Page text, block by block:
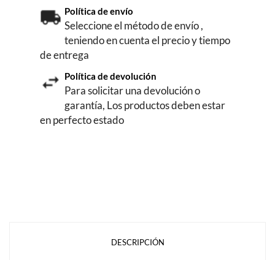
Política de envío
Seleccione el método de envío ,
teniendo en cuenta el precio y tiempo
de entrega
Política de devolución
Para solicitar una devolución o
garantía, Los productos deben estar
en perfecto estado
DESCRIPCIÓN